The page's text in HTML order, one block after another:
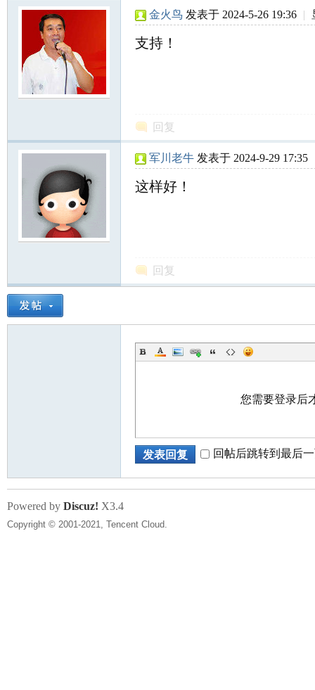
金火鸟 发表于 2024-5-26 19:36 |
支持！
回复
军川老牛 发表于 2024-9-29 17:35
这样好！
回复
您需要登录后
发表回复 回帖后跳转到最后
Powered by Discuz! X3.4
Copyright © 2001-2021, Tencent Cloud.